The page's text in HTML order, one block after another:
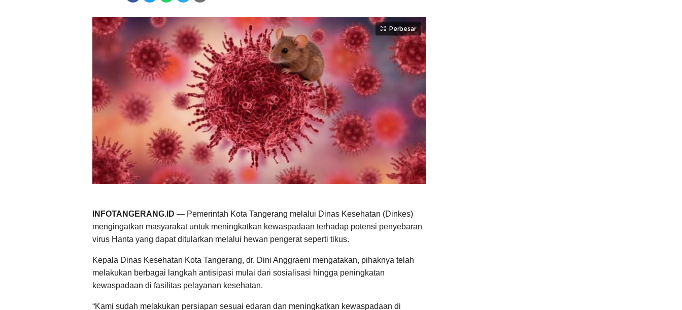
Perbesar
INFOTANGERANG.ID — Pemerintah Kota Tangerang melalui Dinas Kesehatan (Dinkes)
mengingatkan masyarakat untuk meningkatkan kewaspadaan terhadap potensi penyebaran
virus Hanta yang dapat ditularkan melalui hewan pengerat seperti tikus.
Kepala Dinas Kesehatan Kota Tangerang, dr. Dini Anggraeni mengatakan, pihaknya telah
melakukan berbagai langkah antisipasi mulai dari sosialisasi hingga peningkatan
kewaspadaan di fasilitas pelayanan kesehatan.
“Kami sudah melakukan persiapan sesuai edaran dan meningkatkan kewaspadaan di